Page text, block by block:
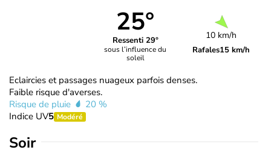
25°
Ressenti 29°
sous l’influence du
soleil
10 km/h
Rafales15 km/h
Eclaircies et passages nuageux parfois denses.
Faible risque d'averses.
Risque de pluie
20 %
Indice UV5 Modéré
Soir